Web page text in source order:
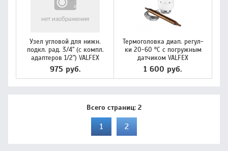
Узел угловой для нижн.
подкл. рад. 3/4" (c компл.
адаптеров 1/2") VALFEX
975 руб.
Термоголовка диап. регул-
ки 20-60 °C с погружным
датчиком VALFEX
1 600 руб.
Всего страниц: 2
1 2